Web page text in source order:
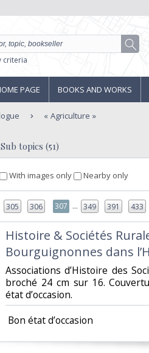
criteria
PAGE BOOKS AND WORKS
Agriculture
Sub topics (51)
With images only Nearby only
305 306 307 ... 349 391 433
‎Histoire & Sociétés
Bourguignonnes dans
‎Associations d’Histoire des
broché 24 cm sur 16.
état d’occasion.‎
‎ Bon état d’occasion ‎